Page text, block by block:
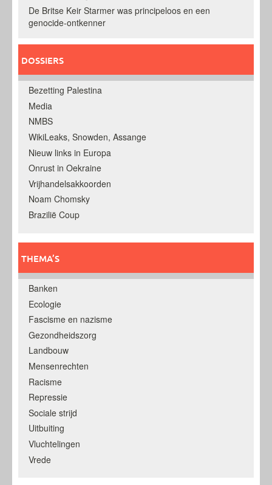
De Britse Keir Starmer was principeloos en een
genocide-ontkenner
DOSSIERS
Bezetting Palestina
Media
NMBS
WikiLeaks, Snowden, Assange
Nieuw links in Europa
Onrust in Oekraine
Vrijhandelsakkoorden
Noam Chomsky
Brazilië Coup
THEMA’S
Banken
Ecologie
Fascisme en nazisme
Gezondheidszorg
Landbouw
Mensenrechten
Racisme
Repressie
Sociale strijd
Uitbuiting
Vluchtelingen
Vrede